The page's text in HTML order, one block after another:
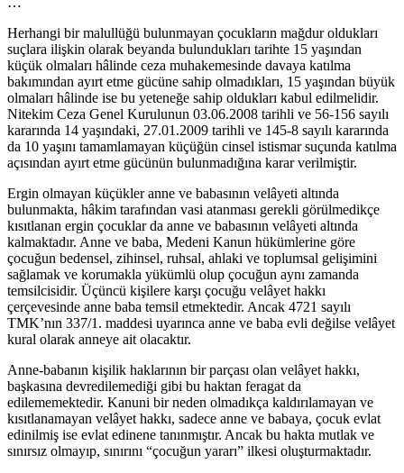
Herhangi bir malullüğü bulunmayan çocukların mağdur oldukları
suçlara ilişkin olarak beyanda bulundukları tarihte 15 yaşından
küçük olmaları hâlinde ceza muhakemesinde davaya katılma
bakımından ayırt etme gücüne sahip olmadıkları, 15 yaşından büyük
olmaları hâlinde ise bu yeteneğe sahip oldukları kabul edilmelidir.
Nitekim Ceza Genel Kurulunun 03.06.2008 tarihli ve 56-156 sayılı
kararında 14 yaşındaki, 27.01.2009 tarihli ve 145-8 sayılı kararında
da 10 yaşını tamamlamayan küçüğün cinsel istismar suçunda katılma
açısından ayırt etme gücünün bulunmadığına karar verilmiştir.
Ergin olmayan küçükler anne ve babasının velâyeti altında
bulunmakta, hâkim tarafından vasi atanması gerekli görülmedikçe
kısıtlanan ergin çocuklar da anne ve babasının velâyeti altında
kalmaktadır. Anne ve baba, Medeni Kanun hükümlerine göre
çocuğun bedensel, zihinsel, ruhsal, ahlaki ve toplumsal gelişimini
sağlamak ve korumakla yükümlü olup çocuğun aynı zamanda
temsilcisidir. Üçüncü kişilere karşı çocuğu velâyet hakkı
çerçevesinde anne baba temsil etmektedir. Ancak 4721 sayılı
TMK’nın 337/1. maddesi uyarınca anne ve baba evli değilse velâyet
kural olarak anneye ait olacaktır.
Anne-babanın kişilik haklarının bir parçası olan velâyet hakkı,
başkasına devredilemediği gibi bu haktan feragat da
edilememektedir. Kanuni bir neden olmadıkça kaldırılamayan ve
kısıtlanamayan velâyet hakkı, sadece anne ve babaya, çocuk evlat
edinilmiş ise evlat edinene tanınmıştır. Ancak bu hakta mutlak ve
sınırsız olmayıp, sınırını “çocuğun yararı” ilkesi oluşturmaktadır.